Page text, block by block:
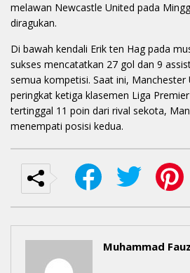
melawan Newcastle United pada
diragukan.
Di bawah kendali Erik ten Hag pada
sukses mencatatkan 27 gol dan 9
semua kompetisi. Saat ini, Manchester
peringkat ketiga klasemen Liga
tertinggal 11 poin dari rival sekota,
menempati posisi kedua.
Muhammad